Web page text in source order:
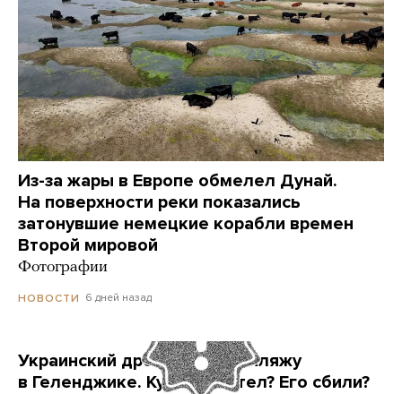
Из-за жары в Европе обмелел Дунай.
На поверхности реки показались
затонувшие немецкие корабли времен
Второй мировой
Фотографии
НОВОСТИ 6 дней назад
Украинский дрон попал по пляжу
в Геленджике. Куда он летел? Его сбили?